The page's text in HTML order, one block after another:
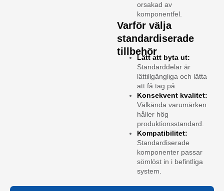
orsakad av
komponentfel.
Varför välja
standardiserade
tillbehör
Lätt att byta ut:
Standarddelar är
lättillgängliga och lätta
att få tag på.
Konsekvent kvalitet:
Välkända varumärken
håller hög
produktionsstandard.
Kompatibilitet:
Standardiserade
komponenter passar
sömlöst in i befintliga
system.